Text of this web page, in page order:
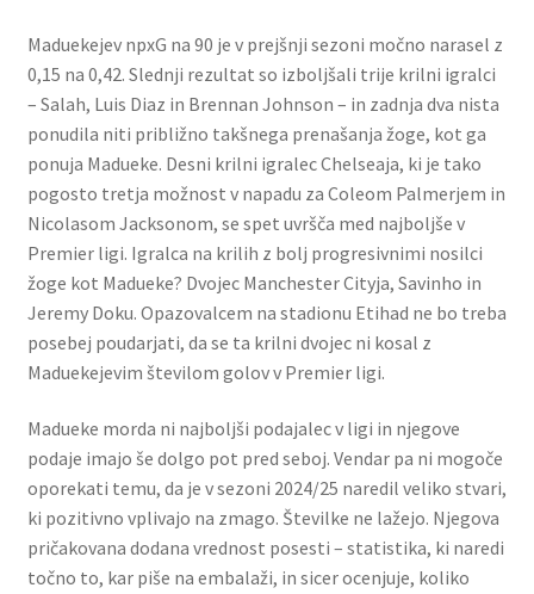
Maduekejev npxG na 90 je v prejšnji sezoni močno narasel z
0,15 na 0,42. Slednji rezultat so izboljšali trije krilni igralci
– Salah, Luis Diaz in Brennan Johnson – in zadnja dva nista
ponudila niti približno takšnega prenašanja žoge, kot ga
ponuja Madueke. Desni krilni igralec Chelseaja, ki je tako
pogosto tretja možnost v napadu za Coleom Palmerjem in
Nicolasom Jacksonom, se spet uvršča med najboljše v
Premier ligi. Igralca na krilih z bolj progresivnimi nosilci
žoge kot Madueke? Dvojec Manchester Cityja, Savinho in
Jeremy Doku. Opazovalcem na stadionu Etihad ne bo treba
posebej poudarjati, da se ta krilni dvojec ni kosal z
Maduekejevim številom golov v Premier ligi.
Madueke morda ni najboljši podajalec v ligi in njegove
podaje imajo še dolgo pot pred seboj. Vendar pa ni mogoče
oporekati temu, da je v sezoni 2024/25 naredil veliko stvari,
ki pozitivno vplivajo na zmago. Številke ne lažejo. Njegova
pričakovana dodana vrednost posesti – statistika, ki naredi
točno to, kar piše na embalaži, in sicer ocenjuje, koliko